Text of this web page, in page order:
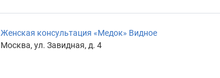
Женская консультация «Медок» Видное
Москва, ул. Завидная, д. 4